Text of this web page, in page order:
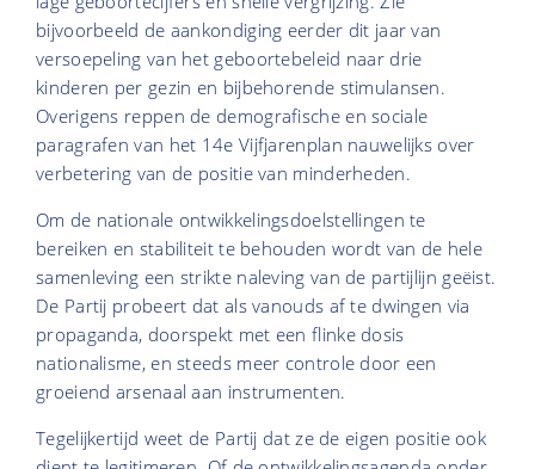
bijvoorbeeld de aankondiging eerder dit jaar van
versoepeling van het geboortebeleid naar drie
kinderen per gezin en bijbehorende stimulansen.
Overigens reppen de demografische en sociale
paragrafen van het 14e Vijfjarenplan nauwelijks over
verbetering van de positie van minderheden.
Om de nationale ontwikkelingsdoelstellingen te
bereiken en stabiliteit te behouden wordt van de hele
samenleving een strikte naleving van de partijlijn geëist.
De Partij probeert dat als vanouds af te dwingen via
propaganda, doorspekt met een flinke dosis
nationalisme, en steeds meer controle door een
groeiend arsenaal aan instrumenten.
Tegelijkertijd weet de Partij dat ze de eigen positie ook